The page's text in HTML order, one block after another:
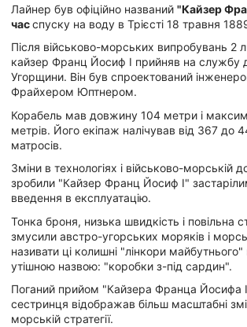
Лайнер був офіційно названий "Кайзер
часспуску на воду в Трієсті 18 травня
Після військово-морських випробувань 2
кайзер Франц Йосиф I прийняв на службу
Угорщини. Він був спроектований
Фрайхером Юптнером.
Корабель мав довжину 104 метри і
метрів. Його екіпаж налічував від 367 до
матросів.
Зміни в технологіях і військово-морській
зробили "Кайзер Франц Йосиф I"
введення в експлуатацію.
Тонка броня, низька швидкість і повільна
змусили австро-угорських моряків і
називати ці колишні "лінкори
утішною назвою: "коробки з-під сардин".
Поганий прийом "Кайзера Франца Йосифа
сестринця відображав більш масштабні
морській стратегії.